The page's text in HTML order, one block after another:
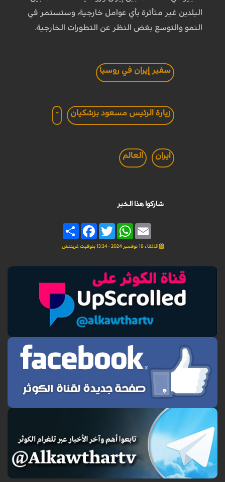
البلدين غير متأثرة بأي عوامل خارجية، وستستمر في
النمو والتوسع بغض النظر عن التطورات الخارجية.
سفير إيران في روسيا
زيارة الرئيس مسعود بزشكيان -
ايران العالم
شاركوا هذا الخبر
Share
FacebookTwitter
WhatsAppEmail
الثلاثاء 19 نوفمبر 2024 - 13:34 بتوقيت غرينتش